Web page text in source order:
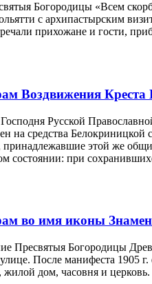
Богородицы «Всем
с архипастырским
прихожане и гости,
Воздвижения
Русской
на средства Белокриницкой
принадлежавшие этой же
состоянии: при
во имя иконы
Пресвятыя Богородицы
После манифеста 1905
дом, часовня и